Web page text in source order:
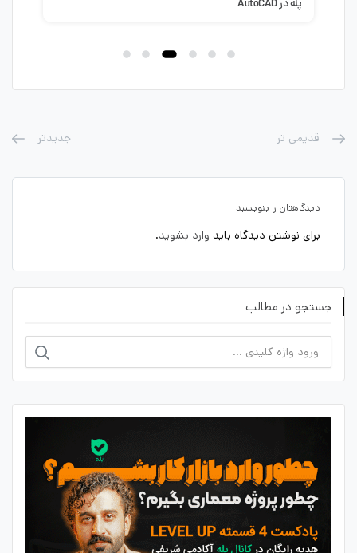
پله در AutoCAD
قدیمی تر جدیدتر
دیدگاهتان را بنویسید
برای نوشتن دیدگاه باید وارد بشوید.
جستجو در مطالب